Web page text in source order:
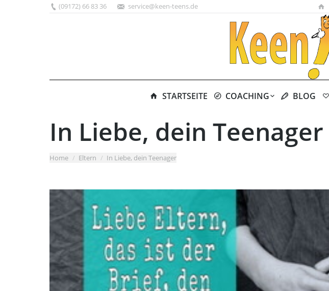
(09172) 66 83 36 service@keen-teens.de
STARTSEITE COACHING BLOG
In Liebe, dein Teenager
You are here:
Home Eltern In Liebe, dein Teenager